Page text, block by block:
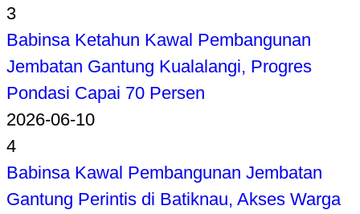
3
Babinsa Ketahun Kawal Pembangunan
Jembatan Gantung Kualalangi, Progres
Pondasi Capai 70 Persen
2026-06-10
4
Babinsa Kawal Pembangunan Jembatan
Gantung Perintis di Batiknau, Akses Warga